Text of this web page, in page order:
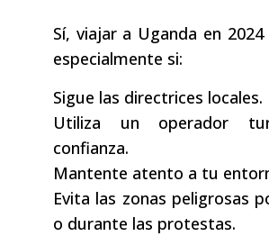
Sí, viajar a Uganda en
especialmente si:
Sigue las directrices locales.
Utiliza un operador
confianza.
Mantente atento a tu
Evita las zonas peligrosas
o durante las protestas.